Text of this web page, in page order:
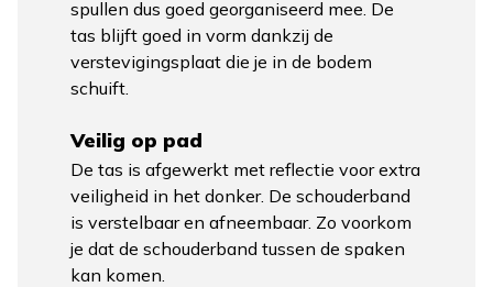
spullen dus goed georganiseerd mee. De
tas blijft goed in vorm dankzij de
verstevigingsplaat die je in de bodem
schuift.
Veilig op pad
De tas is afgewerkt met reflectie voor extra
veiligheid in het donker. De schouderband
is verstelbaar en afneembaar. Zo voorkom
je dat de schouderband tussen de spaken
kan komen.